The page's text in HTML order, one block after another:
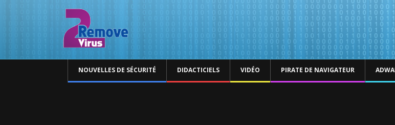
NOUVELLES DE SÉCURITÉ DIDACTICIELS VIDÉO PIRATE DE NAVIGATEUR